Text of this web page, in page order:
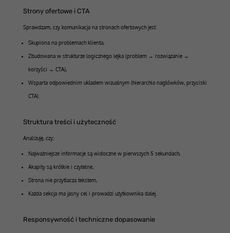
Strony ofertowe i CTA
Sprawdzam, czy komunikacja na stronach ofertowych jest:
Skupiona na problemach klienta,
Zbudowana w strukturze logicznego lejka (problem → rozwiązanie →
korzyści → CTA),
Wsparta odpowiednim układem wizualnym (hierarchia nagłówków, przyciski
CTA).
Struktura treści i użyteczność
Analizuję, czy:
Najważniejsze informacje są widoczne w pierwszych 5 sekundach,
Akapity są krótkie i czytelne,
Strona nie przytłacza tekstem,
Każda sekcja ma jasny cel i prowadzi użytkownika dalej.
Responsywność i techniczne dopasowanie